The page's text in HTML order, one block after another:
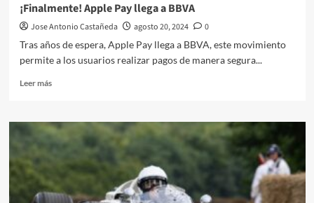
¡Finalmente! Apple Pay llega a BBVA
Jose Antonio Castañeda agosto 20, 2024
0
Tras años de espera, Apple Pay llega a BBVA, este movimiento
permite a los usuarios realizar pagos de manera segura...
Leer másLeer
¡Finalmente!
Apple
BBVA